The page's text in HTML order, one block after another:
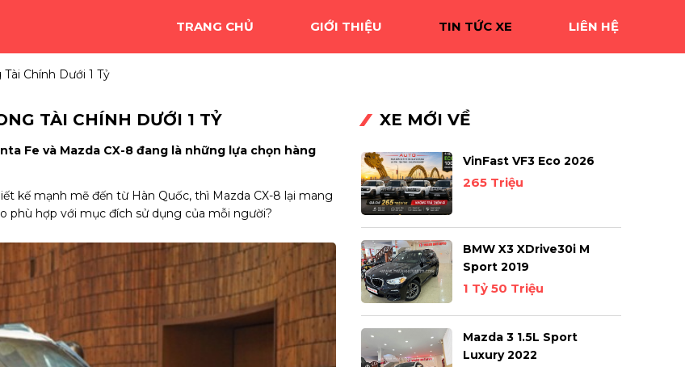
TRANG CHỦ GIỚI THIỆU TIN TỨC XE LIÊN HỆ
Chính Dưới 1 Tỷ
TÀI CHÍNH DƯỚI 1 TỶ
Fe và Mazda CX-8 đang là những lựa chọn hàng
kế mạnh mẽ đến từ Hàn Quốc, thì Mazda CX-8 lại mang
phù hợp với mục đích sử dụng của mỗi người?
XE MỚI VỀ
VinFast VF3 Eco 2026
265 Triệu
BMW X3 XDrive30i M
Sport 2019
1 Tỷ 50 Triệu
Mazda 3 1.5L Sport
Luxury 2022